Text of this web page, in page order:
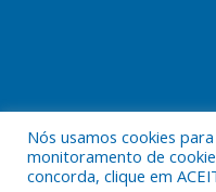
Todos os
Nós usamos cookies
monitoramento de
concorda, clique em